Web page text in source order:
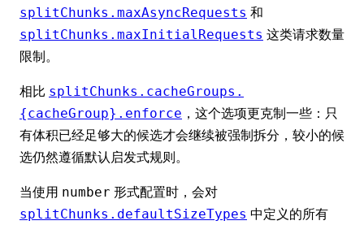
splitChunks.maxAsyncRequests 和
splitChunks.maxInitialRequests 这类请求数量
限制。
相比 splitChunks.cacheGroups.
{cacheGroup}.enforce ，这个选项更克制一些：只
有体积已经足够大的候选才会继续被强制拆分，较小的候
选仍然遵循默认启发式规则。
当使用 number 形式配置时，会对
splitChunks.defaultSizeTypes 中定义的所有